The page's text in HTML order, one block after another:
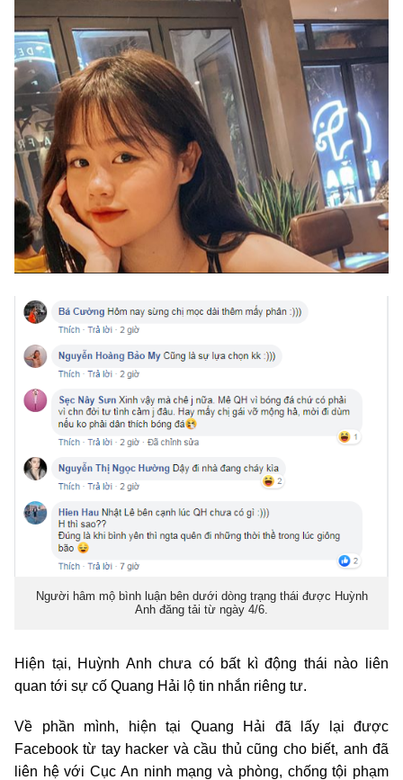
Người hâm mộ bình luận bên dưới dòng trạng thái được Huỳnh
Anh đăng tải từ ngày 4/6.
Hiện tại, Huỳnh Anh chưa có bất kì động thái nào liên
quan tới sự cố Quang Hải lộ tin nhắn riêng tư.
Về phần mình, hiện tại Quang Hải đã lấy lại được
Facebook từ tay hacker và cầu thủ cũng cho biết, anh đã
liên hệ với Cục An ninh mạng và phòng, chống tội phạm